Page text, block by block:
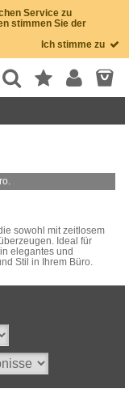
Service zu
stimmen Sie der
Ich stimme zu
sowohl mit zeitlosem
Ideal für
elegantes und
Stil in Ihrem Büro.